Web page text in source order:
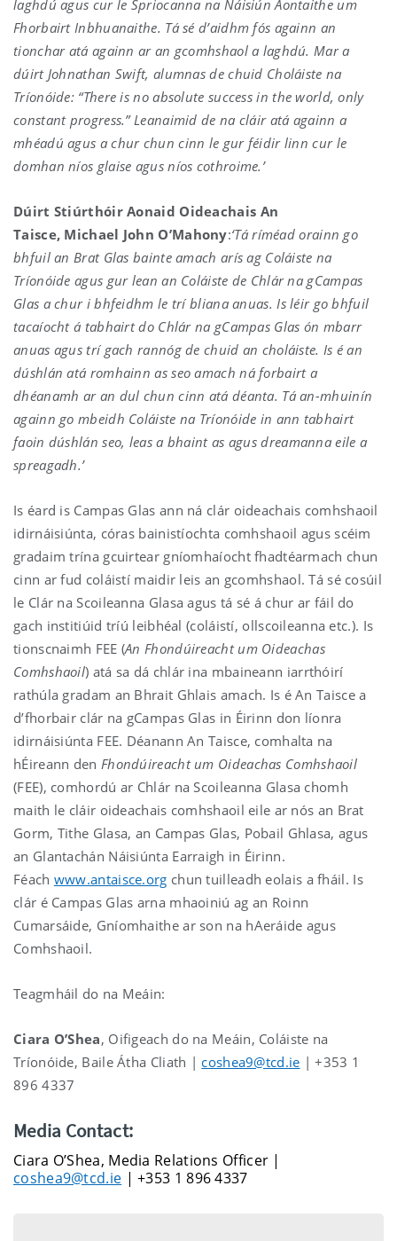
laghdú agus cur le Spriocanna na Náisiún Aontaithe um
Fhorbairt Inbhuanaithe. Tá sé d’aidhm fós againn an
tionchar atá againn ar an gcomhshaol a laghdú. Mar a
dúirt Johnathan Swift, alumnas de chuid Choláiste na
Tríonóide: “There is no absolute success in the world, only
constant progress.” Leanaimid de na cláir atá againn a
mhéadú agus a chur chun cinn le gur féidir linn cur le
domhan níos glaise agus níos cothroime.’
Dúirt Stiúrthóir Aonaid Oideachais An
Taisce, Michael John O’Mahony:‘Tá ríméad orainn go
bhfuil an Brat Glas bainte amach arís ag Coláiste na
Tríonóide agus gur lean an Coláiste de Chlár na gCampas
Glas a chur i bhfeidhm le trí bliana anuas. Is léir go bhfuil
tacaíocht á tabhairt do Chlár na gCampas Glas ón mbarr
anuas agus trí gach rannóg de chuid an choláiste. Is é an
dúshlán atá romhainn as seo amach ná forbairt a
dhéanamh ar an dul chun cinn atá déanta. Tá an-mhuinín
againn go mbeidh Coláiste na Tríonóide in ann tabhairt
faoin dúshlán seo, leas a bhaint as agus dreamanna eile a
spreagadh.’
Is éard is Campas Glas ann ná clár oideachais comhshaoil
idirnáisiúnta, córas bainistíochta comhshaoil agus scéim
gradaim trína gcuirtear gníomhaíocht fhadtéarmach chun
cinn ar fud coláistí maidir leis an gcomhshaol. Tá sé cosúil
le Clár na Scoileanna Glasa agus tá sé á chur ar fáil do
gach institiúid tríú leibhéal (coláistí, ollscoileanna etc.). Is
tionscnaimh FEE (An Fhondúireacht um Oideachas
Comhshaoil) atá sa dá chlár ina mbaineann iarrthóirí
rathúla gradam an Bhrait Ghlais amach. Is é An Taisce a
d’fhorbair clár na gCampas Glas in Éirinn don líonra
idirnáisiúnta FEE. Déanann An Taisce, comhalta na
hÉireann den Fhondúireacht um Oideachas Comhshaoil
(FEE), comhordú ar Chlár na Scoileanna Glasa chomh
maith le cláir oideachais comhshaoil eile ar nós an Brat
Gorm, Tithe Glasa, an Campas Glas, Pobail Ghlasa, agus
an Glantachán Náisiúnta Earraigh in Éirinn.
Féach www.antaisce.org chun tuilleadh eolais a fháil. Is
clár é Campas Glas arna mhaoiniú ag an Roinn
Cumarsáide, Gníomhaithe ar son na hAeráide agus
Comhshaoil.
Teagmháil do na Meáin:
Ciara O’Shea, Oifigeach do na Meáin, Coláiste na
Tríonóide, Baile Átha Cliath | coshea9@tcd.ie | +353 1
896 4337
Media Contact:
Ciara O’Shea, Media Relations Officer |
coshea9@tcd.ie | +353 1 896 4337